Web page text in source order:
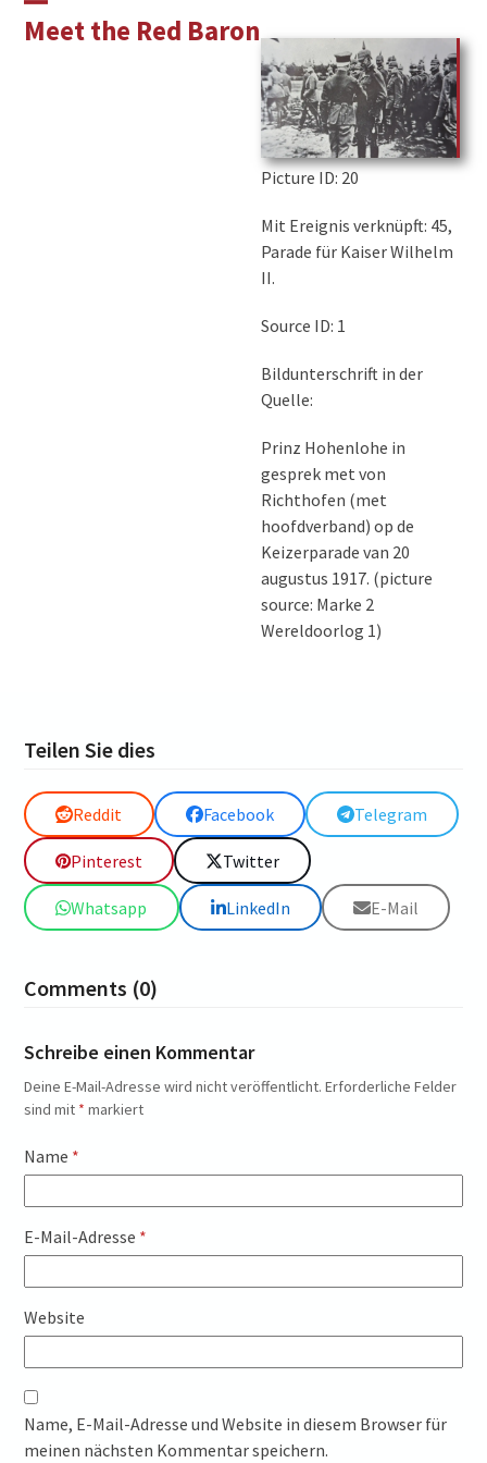
Meet the Red Baron
Open
Close
Picture ID: 20
Mit Ereignis verknüpft: 45,
Parade für Kaiser Wilhelm
II.
Source ID: 1
Bildunterschrift in der
Quelle:
Prinz Hohenlohe in
gesprek met von
Richthofen (met
hoofdverband) op de
Keizerparade van 20
augustus 1917. (picture
source: Marke 2
Wereldoorlog 1)
Teilen Sie dies
Reddit Facebook Telegram
Pinterest Twitter
Whatsapp LinkedIn E-Mail
Comments (0)
Schreibe einen Kommentar
Deine E-Mail-Adresse wird nicht veröffentlicht. Erforderliche Felder
sind mit * markiert
Name *
E-Mail-Adresse *
Website
Name, E-Mail-Adresse und Website in diesem Browser für
meinen nächsten Kommentar speichern.